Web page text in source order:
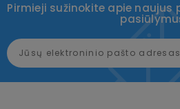
Pirmieji sužinokite apie naujus